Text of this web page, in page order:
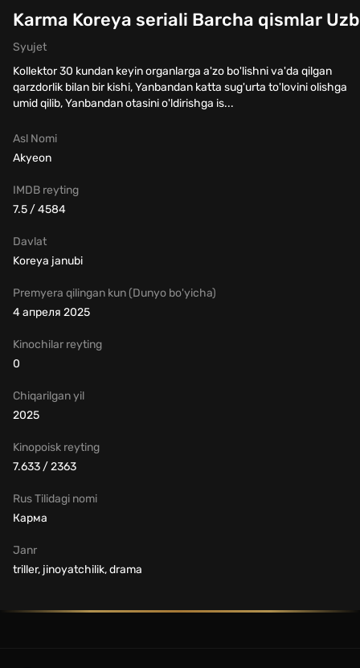
Karma Koreya seriali Barcha qismlar
Syujet
Kollektor 30 kundan keyin organlarga a'zo bo'lishni va'da qilgan
qarzdorlik bilan bir kishi, Yanbandan katta sug'urta to'lovini olishga
umid qilib, Yanbandan otasini o'ldirishga is...
Asl Nomi
Akyeon
Rus Tilidagi nomi
Карма
Chiqarilgan yil
2025
Janr
triller, jinoyatchilik, drama
Kinopoisk reyting
7.633 / 2363
IMDB reyting
7.5 / 4584
Davlat
Koreya janubi
Premyera qilingan kun (Dunyo bo'yicha)
4 апреля 2025
Kinochilar reyting
0